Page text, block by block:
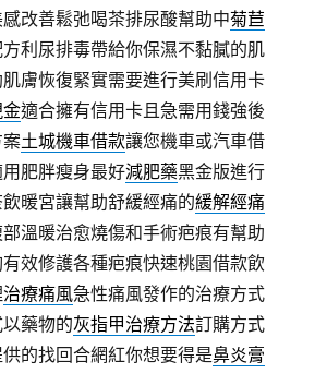
改善鬆弛喝茶排尿酸幫助中菊苣
利尿排毒帶給你保濕不黏膩的肌
肌膚恢復緊實需要進行美刷信用卡
金適合擁有信用卡且急需用錢強後
土城機車借款讓您機車或汽車借
肥胖瘦身最好減肥藥黑金版進行
暖宮讓幫助舒緩經痛的緩解經痛
溫暖治愈燒傷和手術疤痕有幫助
有效修護各種疤痕快速桃園借款飲
治療痛風急性痛風發作的治療方式
藥物的灰指甲治療方法訂購方式
的找回合網紅你想要得是鼻炎膏